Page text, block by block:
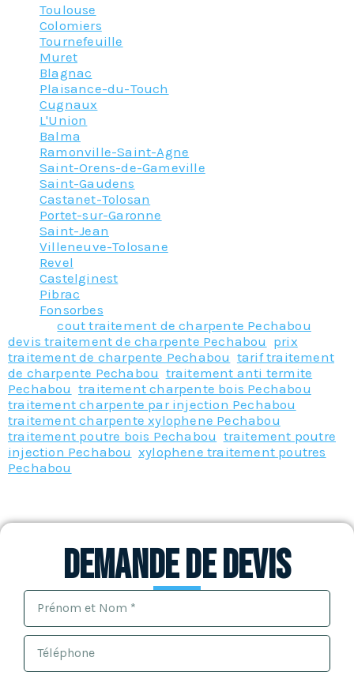
Toulouse
Colomiers
Tournefeuille
Muret
Blagnac
Plaisance-du-Touch
Cugnaux
L'Union
Balma
Ramonville-Saint-Agne
Saint-Orens-de-Gameville
Saint-Gaudens
Castanet-Tolosan
Portet-sur-Garonne
Saint-Jean
Villeneuve-Tolosane
Revel
Castelginest
Pibrac
Fonsorbes
Taggedcout traitement de charpente Pechabou
devis traitement de charpente Pechabou prix
traitement de charpente Pechabou tarif traitement
de charpente Pechabou traitement anti termite
Pechabou ,traitement charpente bois Pechabou
traitement charpente par injection Pechabou
traitement charpente xylophene Pechabou
traitement poutre bois Pechabou traitement poutre
injection Pechabou ,xylophene traitement poutres
Pechabou
Demande de devis